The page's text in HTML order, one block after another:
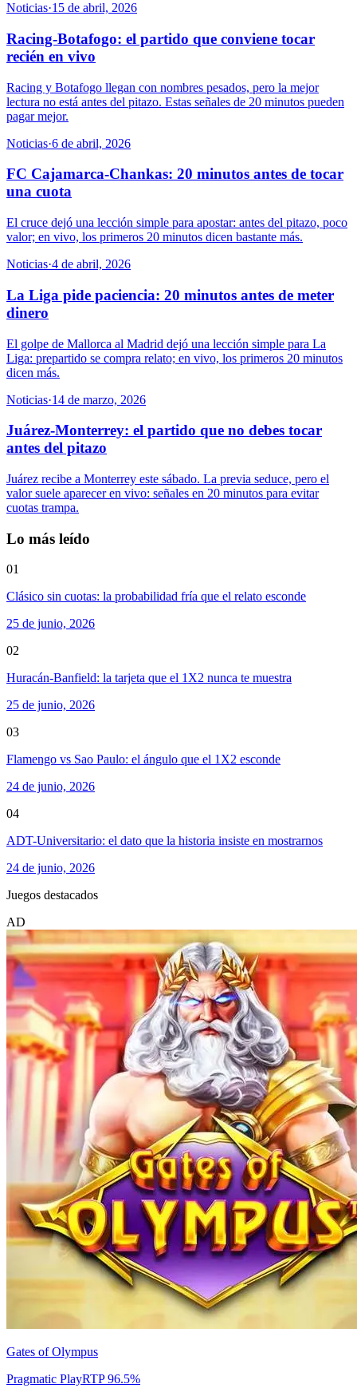
Noticias·15 de abril, 2026
Racing-Botafogo: el partido que conviene tocar
recién en vivo
Racing y Botafogo llegan con nombres pesados, pero la mejor
lectura no está antes del pitazo. Estas señales de 20 minutos pueden
pagar mejor.
Noticias·6 de abril, 2026
FC Cajamarca-Chankas: 20 minutos antes de tocar
una cuota
El cruce dejó una lección simple para apostar: antes del pitazo, poco
valor; en vivo, los primeros 20 minutos dicen bastante más.
Noticias·4 de abril, 2026
La Liga pide paciencia: 20 minutos antes de meter
dinero
El golpe de Mallorca al Madrid dejó una lección simple para La
Liga: prepartido se compra relato; en vivo, los primeros 20 minutos
dicen más.
Noticias·14 de marzo, 2026
Juárez-Monterrey: el partido que no debes tocar
antes del pitazo
Juárez recibe a Monterrey este sábado. La previa seduce, pero el
valor suele aparecer en vivo: señales en 20 minutos para evitar
cuotas trampa.
Lo más leído
01
Clásico sin cuotas: la probabilidad fría que el relato esconde
25 de junio, 2026
02
Huracán-Banfield: la tarjeta que el 1X2 nunca te muestra
25 de junio, 2026
03
Flamengo vs Sao Paulo: el ángulo que el 1X2 esconde
24 de junio, 2026
04
ADT-Universitario: el dato que la historia insiste en mostrarnos
24 de junio, 2026
Juegos destacados
AD
Gates of Olympus
Pragmatic PlayRTP96.5%